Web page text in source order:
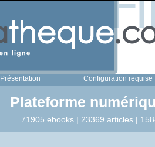
Présentation Configuration requise
Plateforme
71905 ebooks | 23369 articles |